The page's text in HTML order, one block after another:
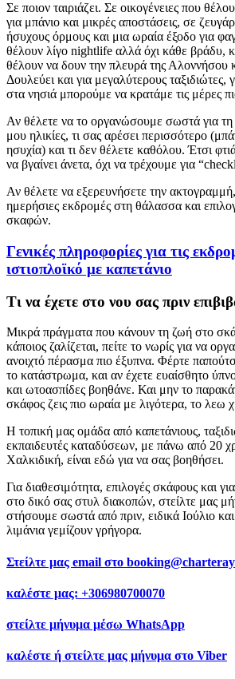
Σε ποιον ταιριάζει. Σε οικογένειες που
για μπάνιο και μικρές αποστάσεις, σε
ήσυχους όρμους και μια ωραία έξοδο για
θέλουν λίγο nightlife αλλά όχι κάθε βράδυ,
θέλουν να δουν την πλευρά της Αλοννήσου
Δουλεύει και για μεγαλύτερους ταξιδιώτες,
στα νησιά μπορούμε να κρατάμε τις μέρες
Αν θέλετε να το οργανώσουμε σωστά για τη
μου ηλικίες, τι σας αρέσει περισσότερο
ησυχία) και τι δεν θέλετε καθόλου. Έτσι
να βγαίνει άνετα, όχι να τρέχουμε για
Αν θέλετε να εξερευνήσετε την
ημερήσιες εκδρομές στη θάλασσα και
σκαφών.
Γενικές πληροφορίες για τις
ιστιοπλοϊκό με καπετάνιο
Τι να έχετε στο νου σας πριν
Μικρά πράγματα που κάνουν τη ζωή στο
κάποιος ζαλίζεται, πείτε το νωρίς για να
ανοιχτό πέρασμα πιο έξυπνα. Φέρτε
το κατάστρωμα, και αν έχετε ευαίσθητο
και ωτοασπίδες βοηθάνε. Και μην το
σκάφος ζεις πιο ωραία με λιγότερα, το λεω
Η τοπική μας ομάδα από καπετάνιους,
εκπαιδευτές καταδύσεων, με πάνω από 20
Χαλκιδική, είναι εδώ για να σας βοηθήσει.
Για διαθεσιμότητα, επιλογές σκάφους και
στο δικό σας στυλ διακοπών, στείλτε μας
στήσουμε σωστά από πριν, ειδικά Ιούλιο
λιμάνια γεμίζουν γρήγορα.
Στείλτε μας email στο
καλέστε μας: +306980700070
στείλτε μήνυμα μέσω WhatsApp
καλέστε ή στείλτε μας μήνυμα στο Viber